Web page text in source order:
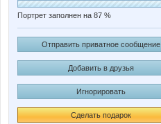
Портрет заполнен на 87 %
Отправить приватное сообщение
Добавить в друзья
Игнорировать
Сделать подарок